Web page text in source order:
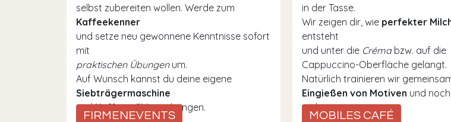
selbst zubereiten wollen. Werde zum
Kaffeekenner
und setze neu gewonnene Kenntnisse sofort
mit
praktischen Übungenum.
Auf Wunsch kannst du deine eigene
Siebträgermaschine
undKaffeemühlemitbringen.
in der Tasse.
Wir zeigen dir, wie perfekter
entsteht
und unter die Crémabzw. auf die
Cappuccino-Oberfläche gelangt.
Natürlich trainieren wir
Eingießen von Motiven und
mehr.
FIRMENEVENTS
MOBILES CAFÉ